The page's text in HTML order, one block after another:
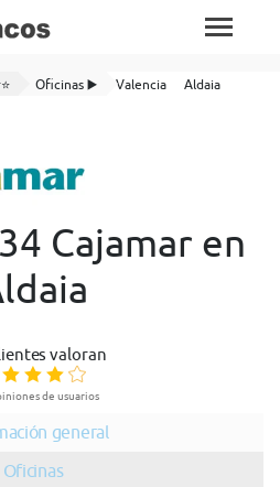
Oficinas ▶️ Valencia
Aldaia
Cajamar en
valoran
de usuarios
general
Oficinas